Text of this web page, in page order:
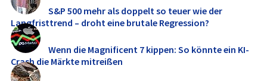
S&P 500 mehr als doppelt so teuer wie der
Langfristtrend – droht eine brutale Regression?
Wenn die Magnificent 7 kippen: So könnte ein KI-
Crash die Märkte mitreißen